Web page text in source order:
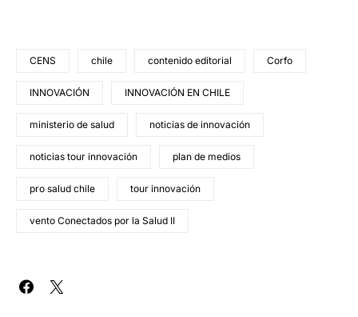
CENS chile contenido editorial Corfo
INNOVACIÓN INNOVACIÓN EN CHILE
ministerio de salud noticias de innovación
noticias tour innovación plan de medios
pro salud chile tour innovación
vento Conectados por la Salud II